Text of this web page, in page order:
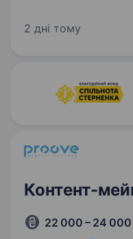
компанію: Основний
2 дні тому
Контент-
22 000 – 24 000